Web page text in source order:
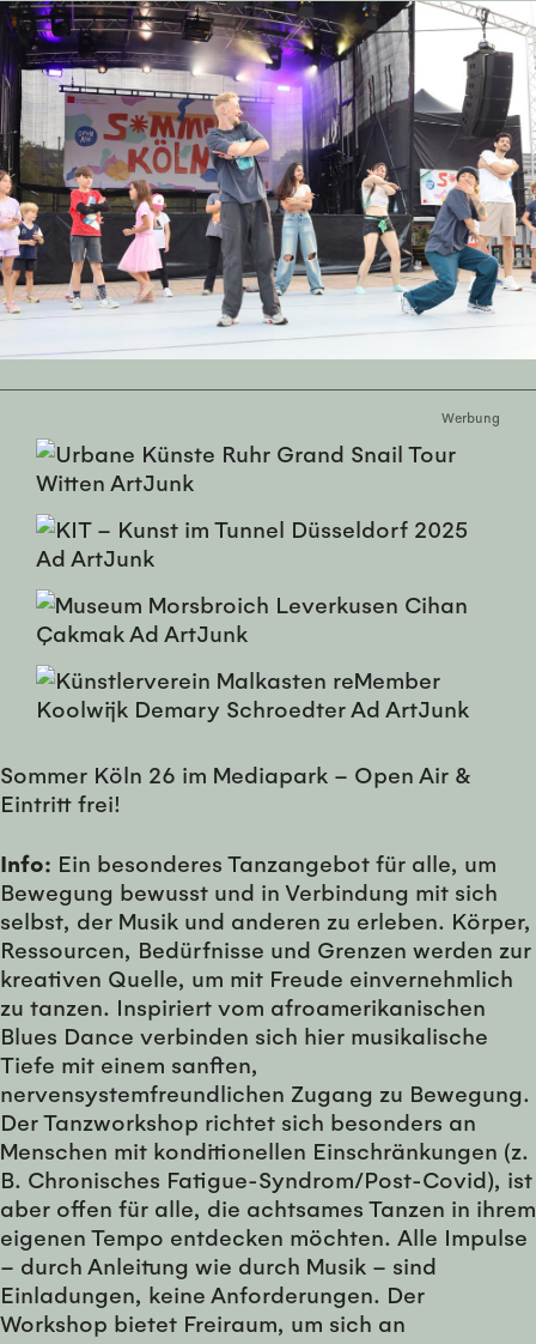
Werbung
Sommer Köln 26 im Mediapark – Open Air &
Eintritt frei!
Info: Ein besonderes Tanzangebot für alle, um
Bewegung bewusst und in Verbindung mit sich
selbst, der Musik und anderen zu erleben. Körper,
Ressourcen, Bedürfnisse und Grenzen werden zur
kreativen Quelle, um mit Freude einvernehmlich
zu tanzen. Inspiriert vom afroamerikanischen
Blues Dance verbinden sich hier musikalische
Tiefe mit einem sanften,
nervensystemfreundlichen Zugang zu Bewegung.
Der Tanzworkshop richtet sich besonders an
Menschen mit konditionellen Einschränkungen (z.
B. Chronisches Fatigue-Syndrom/Post-Covid), ist
aber offen für alle, die achtsames Tanzen in ihrem
eigenen Tempo entdecken möchten. Alle Impulse
– durch Anleitung wie durch Musik – sind
Einladungen, keine Anforderungen. Der
Workshop bietet Freiraum, um sich an